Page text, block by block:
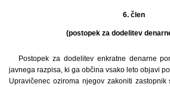
6. člen
(postopek za dodelitev
Postopek za dodelitev enkratne denarne
javnega razpisa, ki ga občina vsako leto objavi
Upravičenec oziroma njegov zakoniti